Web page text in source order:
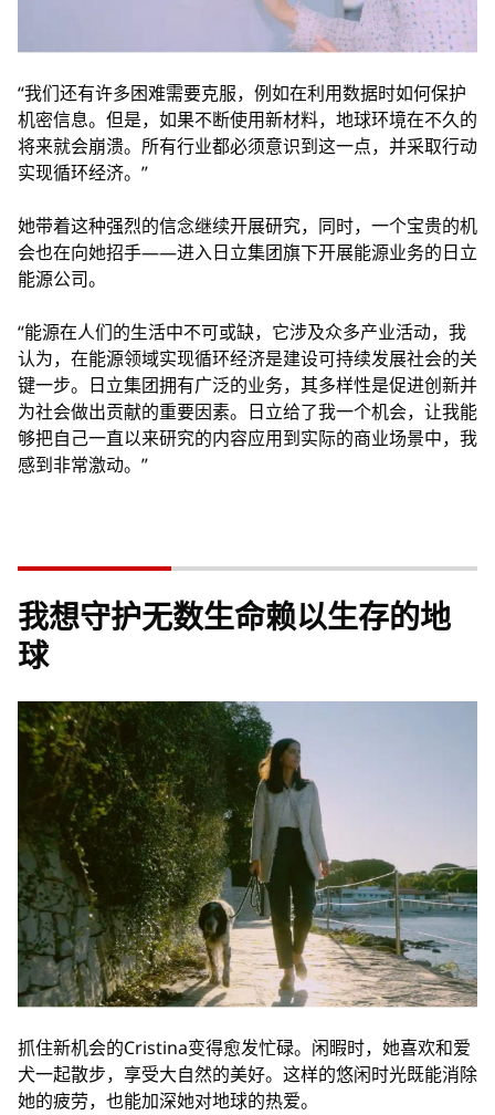
“我们还有许多困难需要克服，例如在利用数据时如何保护
机密信息。但是，如果不断使用新材料，地球环境在不久的
将来就会崩溃。所有行业都必须意识到这一点，并采取行动
实现循环经济。”
她带着这种强烈的信念继续开展研究，同时，一个宝贵的机
会也在向她招手——进入日立集团旗下开展能源业务的日立
能源公司。
“能源在人们的生活中不可或缺，它涉及众多产业活动，我
认为，在能源领域实现循环经济是建设可持续发展社会的关
键一步。日立集团拥有广泛的业务，其多样性是促进创新并
为社会做出贡献的重要因素。日立给了我一个机会，让我能
够把自己一直以来研究的内容应用到实际的商业场景中，我
感到非常激动。”
我想守护无数生命赖以生存的地
球
抓住新机会的Cristina变得愈发忙碌。闲暇时，她喜欢和爱
犬一起散步，享受大自然的美好。这样的悠闲时光既能消除
她的疲劳，也能加深她对地球的热爱。